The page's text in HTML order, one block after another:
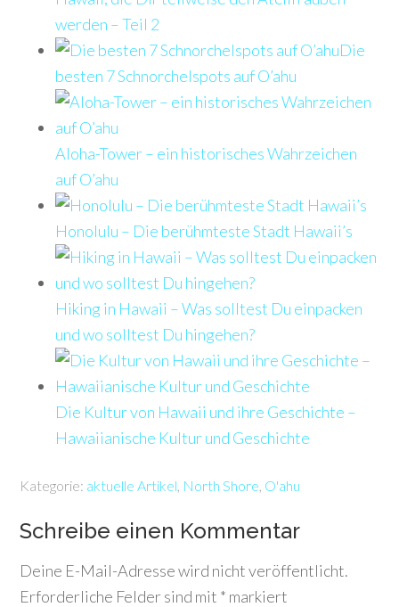
werden – Teil 2
Die
besten 7 Schnorchelspots auf O’ahu
Aloha-Tower – ein historisches Wahrzeichen
auf O’ahu
Honolulu – Die berühmteste Stadt Hawaii’s
Hiking in Hawaii – Was solltest Du einpacken
und wo solltest Du hingehen?
Die Kultur von Hawaii und ihre Geschichte –
Hawaiianische Kultur und Geschichte
Kategorie: aktuelle Artikel North Shore O'ahu
Schreibe einen Kommentar
Deine E-Mail-Adresse wird nicht veröffentlicht.
Erforderliche Felder sind mit * markiert